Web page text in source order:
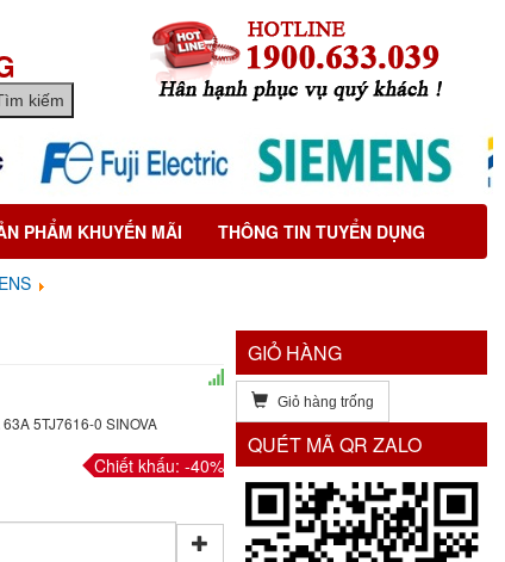
PHẨM KHUYẾN MÃI THÔNG TIN TUYỂN DỤNG
5TJ7616-0 SINOVA
Chiết khấu: -40%
GIỎ HÀNG
Giỏ hàng trống
QUÉT MÃ QR ZALO